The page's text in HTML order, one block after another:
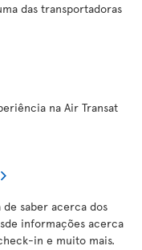
das transportadoras
na Air Transat
saber acerca dos
informações acerca
in e muito mais.